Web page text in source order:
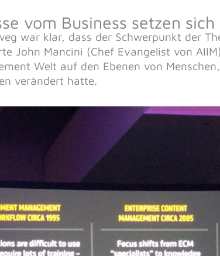
vom Business setzen sich
war klar, dass der Schwerpunkt der
John Mancini (Chef Evangelist von
Welt auf den Ebenen von
verändert hatte.